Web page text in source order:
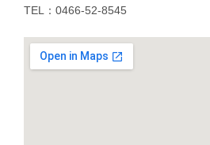
TEL：0466-52-8545